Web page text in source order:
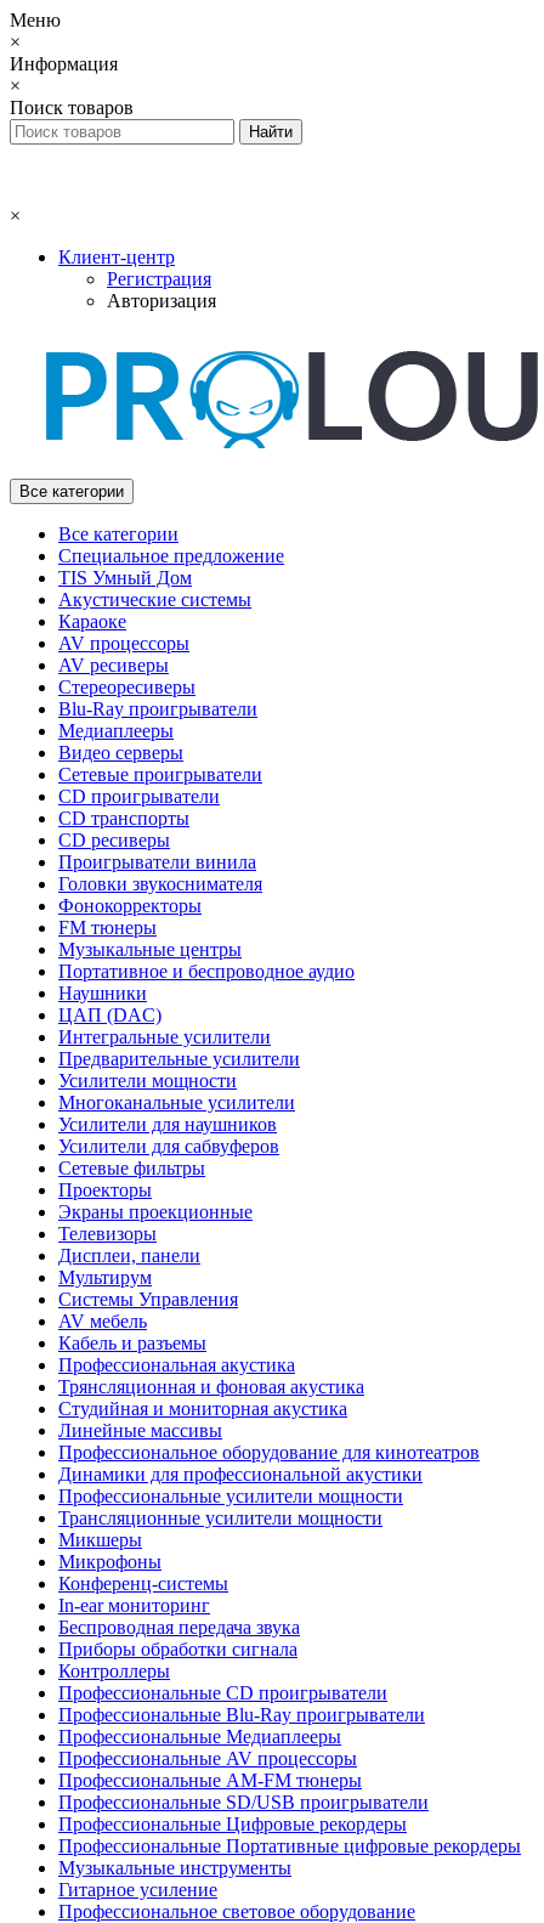
Меню
×
Информация
×
Поиск товаров
×
Клиент-центр
Регистрация
Авторизация
Все категории
Все категории
Специальное предложение
TIS Умный Дом
Акустические системы
Караоке
AV процессоры
AV ресиверы
Стереоресиверы
Blu-Ray проигрыватели
Медиаплееры
Видео серверы
Сетевые проигрыватели
CD проигрыватели
CD транспорты
CD ресиверы
Проигрыватели винила
Головки звукоснимателя
Фонокорректоры
FM тюнеры
Музыкальные центры
Портативное и беспроводное аудио
Наушники
ЦАП (DAC)
Интегральные усилители
Предварительные усилители
Усилители мощности
Многоканальные усилители
Усилители для наушников
Усилители для сабвуферов
Сетевые фильтры
Проекторы
Экраны проекционные
Телевизоры
Дисплеи, панели
Мультирум
Системы Управления
AV мебель
Кабель и разъемы
Профессиональная акустика
Трянсляционная и фоновая акустика
Студийная и мониторная акустика
Линейные массивы
Профессиональное оборудование для кинотеатров
Динамики для профессиональной акустики
Профессиональные усилители мощности
Трансляционные усилители мощности
Микшеры
Микрофоны
Конференц-системы
In-ear мониторинг
Беспроводная передача звука
Приборы обработки сигнала
Контроллеры
Профессиональные СD проигрыватели
Профессиональные Blu-Ray проигрыватели
Профессиональные Медиаплееры
Профессиональные AV процессоры
Профессиональные AM-FM тюнеры
Профессиональные SD/USB проигрыватели
Профессиональные Цифровые рекордеры
Профессиональные Портативные цифровые рекордеры
Музыкальные инструменты
Гитарное усиление
Профессиональное световое оборудование